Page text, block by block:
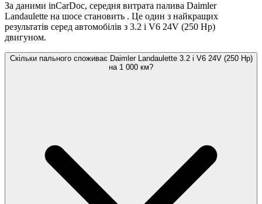
За даними inCarDoc, середня витрата палива Daimler
Landaulette на шосе становить . Це один з найкращих
результатів серед автомобілів з 3.2 i V6 24V (250 Hp)
двигуном.
Скільки пального споживає Daimler Landaulette 3.2 i V6 24V (250 Hp)
на 1 000 км?